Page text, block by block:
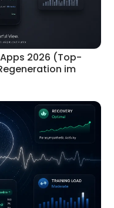
2026 (Top-
im